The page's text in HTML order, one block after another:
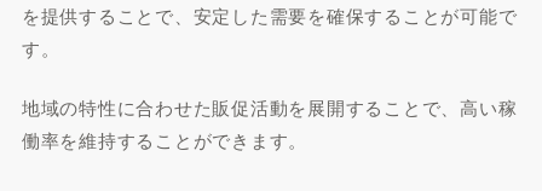
を提供することで、安定した需要を確保することが可能で
す。
地域の特性に合わせた販促活動を展開することで、高い稼
働率を維持することができます。